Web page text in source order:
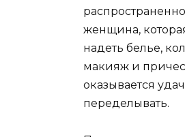
женщина,
надеть белье,
макияж и
оказывается
переделывать.